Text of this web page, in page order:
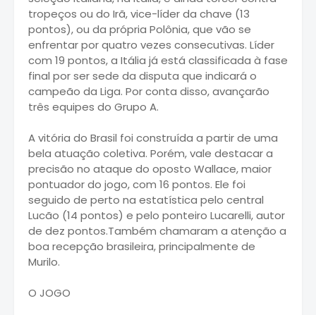
tropeços ou do Irã, vice-líder da chave (13
pontos), ou da própria Polônia, que vão se
enfrentar por quatro vezes consecutivas. Líder
com 19 pontos, a Itália já está classificada à fase
final por ser sede da disputa que indicará o
campeão da Liga. Por conta disso, avançarão
três equipes do Grupo A.
A vitória do Brasil foi construída a partir de uma
bela atuação coletiva. Porém, vale destacar a
precisão no ataque do oposto Wallace, maior
pontuador do jogo, com 16 pontos. Ele foi
seguido de perto na estatística pelo central
Lucão (14 pontos) e pelo ponteiro Lucarelli, autor
de dez pontos.Também chamaram a atenção a
boa recepção brasileira, principalmente de
Murilo.
O JOGO